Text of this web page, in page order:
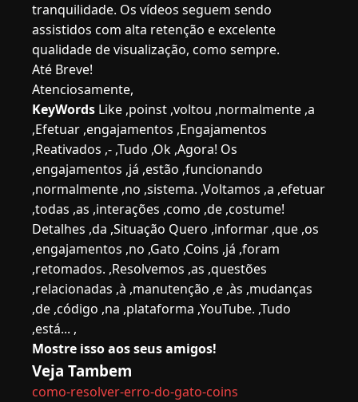
tranquilidade. Os vídeos seguem sendo
assistidos com alta retenção e excelente
qualidade de visualização, como sempre.
Até Breve!
Atenciosamente,
KeyWords Like ,poinst ,voltou ,normalmente ,a
,Efetuar ,engajamentos ,Engajamentos
,Reativados ,- ,Tudo ,Ok ,Agora! Os
,engajamentos ,já ,estão ,funcionando
,normalmente ,no ,sistema. ,Voltamos ,a ,efetuar
,todas ,as ,interações ,como ,de ,costume!
Detalhes ,da ,Situação Quero ,informar ,que ,os
,engajamentos ,no ,Gato ,Coins ,já ,foram
,retomados. ,Resolvemos ,as ,questões
,relacionadas ,à ,manutenção ,e ,às ,mudanças
,de ,código ,na ,plataforma ,YouTube. ,Tudo
,está... ,
Mostre isso aos seus amigos!
Veja Tambem
como-resolver-erro-do-gato-coins